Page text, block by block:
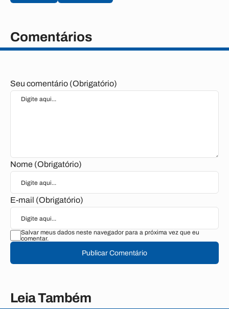
Comentários
Seu comentário (Obrigatório)
Nome (Obrigatório)
E-mail (Obrigatório)
Salvar meus dados neste navegador para a próxima vez que eu
comentar.
Publicar Comentário
Leia Também